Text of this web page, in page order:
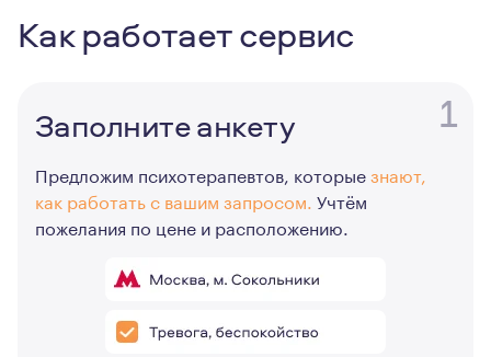
Как работает сервис
1
Заполните анкету
Предложим психотерапевтов, которыезнают,
как работать с вашим запросом. Учтём
пожелания по цене и расположению.